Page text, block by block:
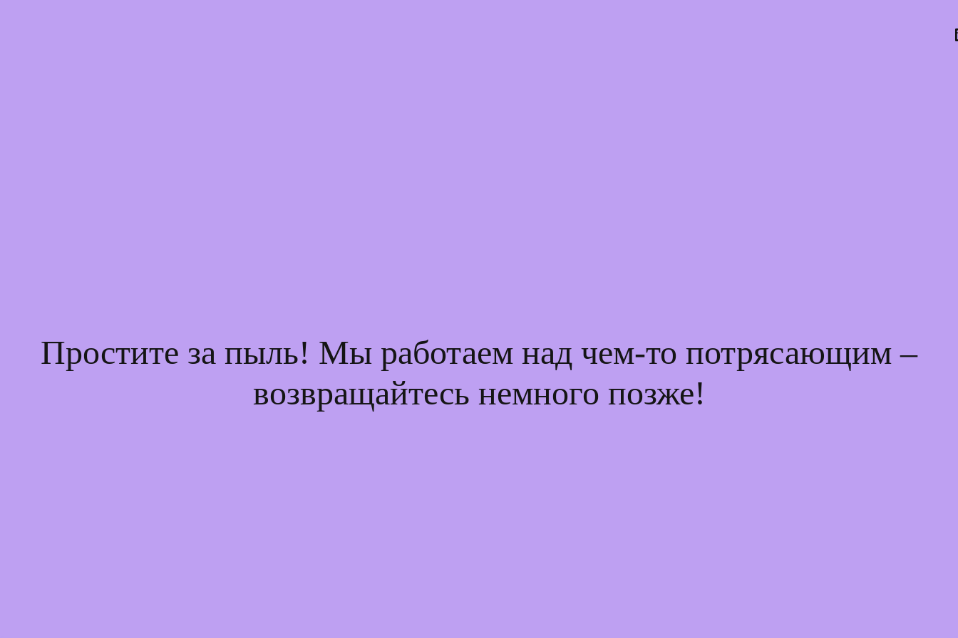
Простите за пыль! Мы работаем над чем-то потрясающим –
возвращайтесь немного позже!